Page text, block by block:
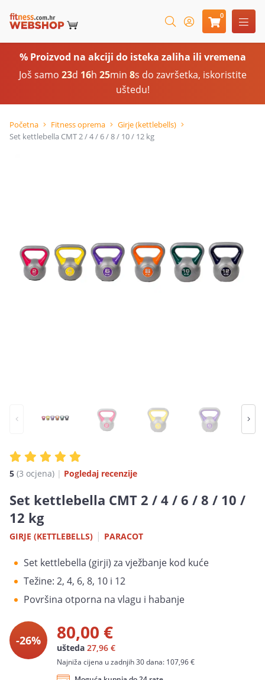
0
% Proizvod na akciji do isteka zaliha ili vremena
Još samo 23d 16h 25min 7s do završetka, iskoristite
uštedu!
Početna Fitness oprema
Girje (kettlebells)
Set kettlebella CMT 2 / 4 / 6 / 8 / 10 / 12 kg
5 (3 ocjena) | Pogledaj recenzije
Set kettlebella CMT 2 / 4 / 6 / 8 / 10 /
12 kg
GIRJE (KETTLEBELLS) | PARACOT
Set kettlebella (girji) za vježbanje kod kuće
Težine: 2, 4, 6, 8, 10 i 12
Površina otporna na vlagu i habanje
-26% 80,00 €
ušteda 27,96 €
Najniža cijena u zadnjih 30 dana: 107,96 €